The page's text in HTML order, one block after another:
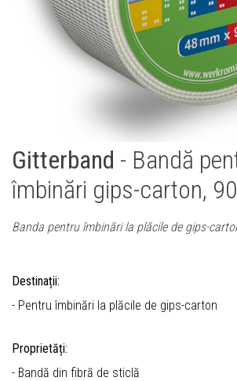
Gitterband - Bandă
îmbinări gips-carton,
Banda pentru îmbinări la plăcile de gips-
Destinații:
- Pentru îmbinări la plăcile de gips-carton
Proprietăți:
- Bandă din fibră de sticlă